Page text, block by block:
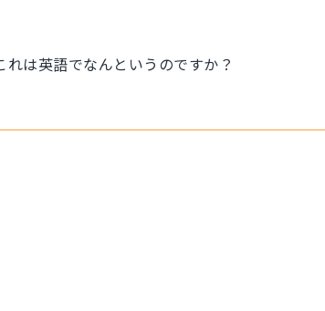
は英語でなんというのですか？